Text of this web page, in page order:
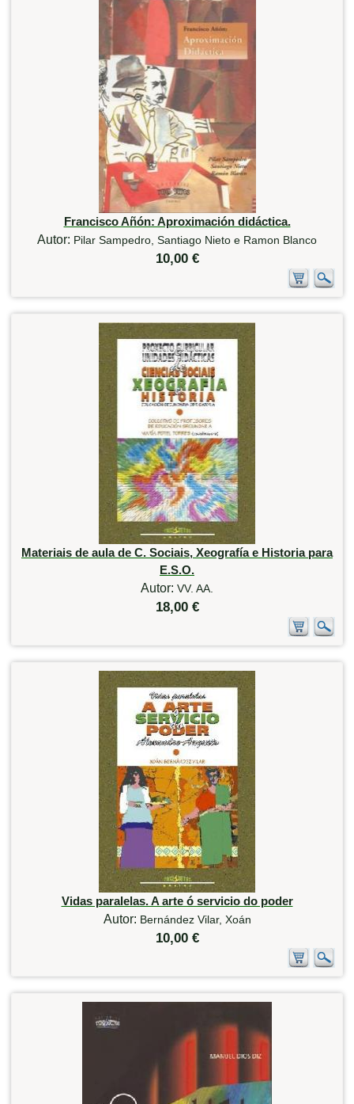
Francisco Añón: Aproximación didáctica.
Autor: Pilar Sampedro, Santiago Nieto e Ramon Blanco
10,00 €
Materiais de aula de C. Sociais, Xeografía e Historia para
E.S.O.
Autor: VV. AA.
18,00 €
Vidas paralelas. A arte ó servicio do poder
Autor: Bernández Vilar, Xoán
10,00 €